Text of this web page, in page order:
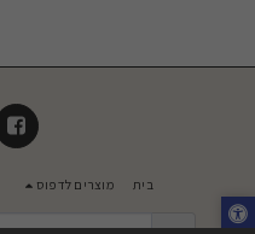
בית מוצרים לדפוס